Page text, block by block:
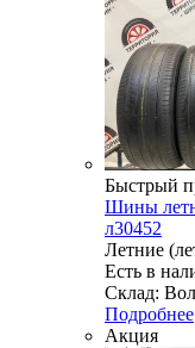
Быстрый
Шины
л30452
Летние
Есть в
Склад:
Подробнее
Акция